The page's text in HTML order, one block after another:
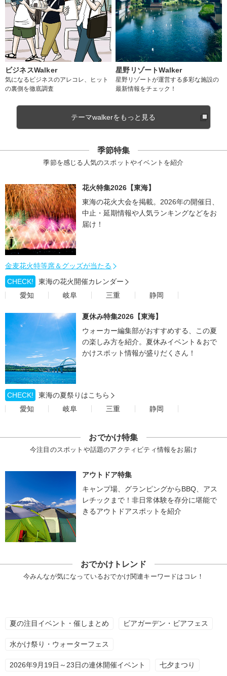
ビジネスWalker
気になるビジネスのアレコレ、ヒット
の裏側を徹底調査
星野リゾートWalker
星野リゾートが運営する多彩な施設の
最新情報をチェック！
テーマwalkerをもっと見る
季節特集
季節を感じる人気のスポットやイベントを紹介
花火特集2026【東海】
東海の花火大会を掲載。2026年の開催日、
中止・延期情報や人気ランキングなどをお
届け！
金麦花火特等席＆グッズが当たる
CHECK!
東海の花火開催カレンダー
愛知
岐阜 三重 静岡
夏休み特集2026【東海】
ウォーカー編集部がおすすめする、この夏
の楽しみ方を紹介。夏休みイベント＆おで
かけスポット情報が盛りだくさん！
CHECK!
東海の夏祭りはこちら
愛知
岐阜 三重 静岡
おでかけ特集
今注目のスポットや話題のアクティビティ情報をお届け
アウトドア特集
キャンプ場、グランピングからBBQ、アス
レチックまで！非日常体験を存分に堪能で
きるアウトドアスポットを紹介
おでかけトレンド
今みんなが気になっているおでかけ関連キーワードはコレ！
夏の注目イベント・催しまとめ ビアガーデン・ビアフェス
水かけ祭り・ウォーターフェス
2026年9月19日～23日の連休開催イベント 七夕まつり